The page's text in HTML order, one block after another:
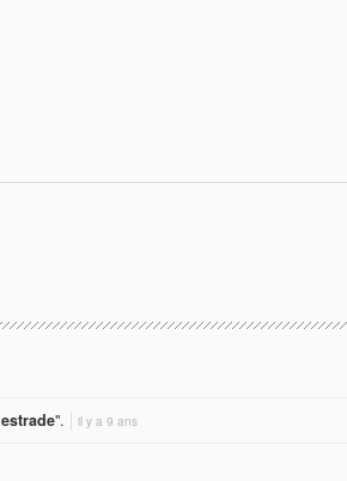
". il y a 9 ans